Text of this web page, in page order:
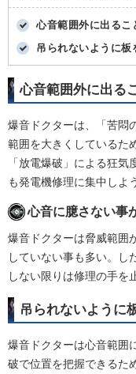
心音範囲外に出るこ
吊られないように板
心音範囲外に出る
爆音ドクターは、「苦悶
範囲を大きくしているた
「放電爆破」による狂
も発電機修理に集中しよ
心音に臆さない事
爆音ドクターは脅威範囲
していない事も多い。し
しない限りは修理の手を
吊られないように
爆音ドクターは心音範囲
破で位置を把握できるた